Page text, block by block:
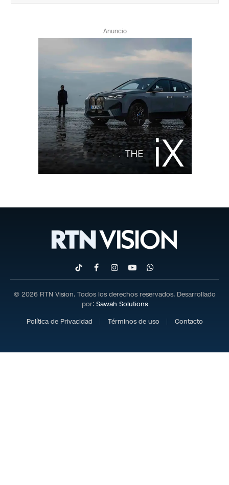
Anuncio
TikTokFacebookInstagram
YouTubeWhatsApp
© 2026 RTN Vision. Todos los derechos reservados. Desarrollado
por: Sawah Solutions
Política de Privacidad
Términos de uso Contacto